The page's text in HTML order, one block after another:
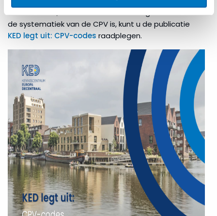
van de CPV is, wanneer de CPV wordt gebruikt of wat
de systematiek van de CPV is, kunt u de publicatie
KED legt uit: CPV-codes raadplegen.